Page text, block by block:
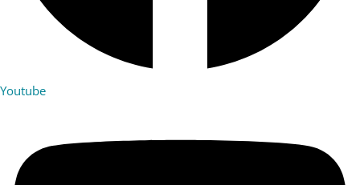
Youtube